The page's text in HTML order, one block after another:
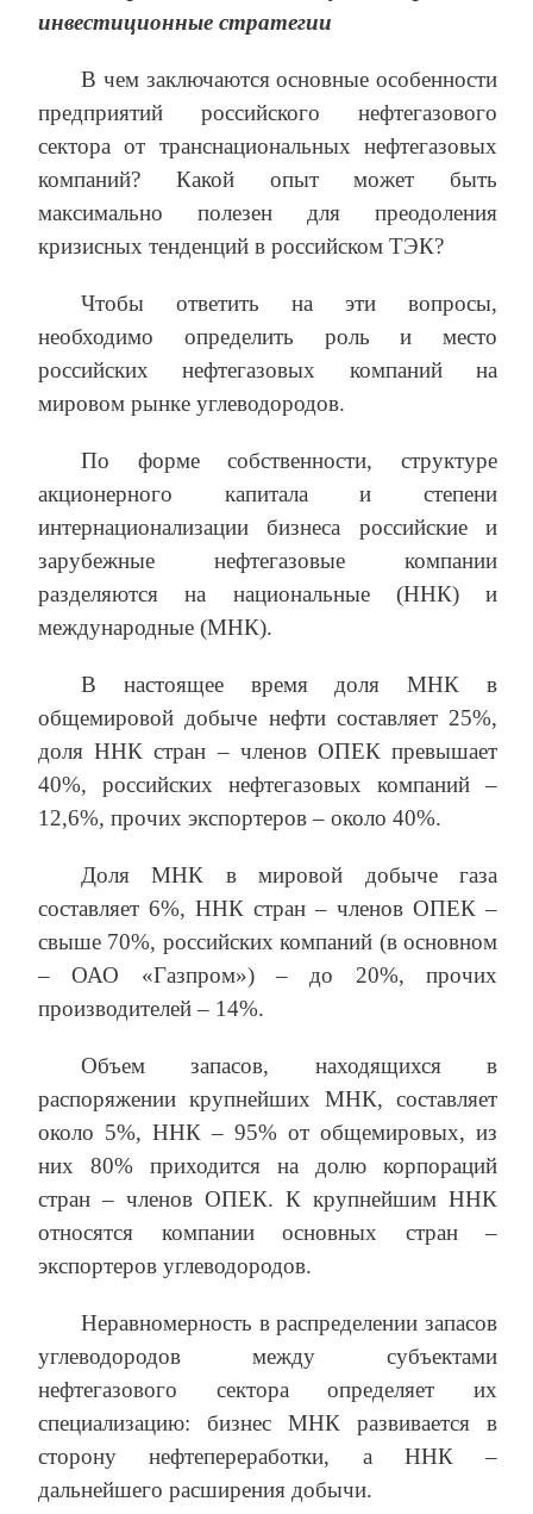
инвестиционные стратегии
В чем заключаются основные особенности
предприятий российского нефтегазового
сектора от транснациональных нефтегазовых
компаний? Какой опыт может быть
максимально полезен для преодоления
кризисных тенденций в российском ТЭК?
Чтобы ответить на эти вопросы,
необходимо определить роль и место
российских нефтегазовых компаний на
мировом рынке углеводородов.
По форме собственности, структуре
акционерного капитала и степени
интернационализации бизнеса российские и
зарубежные нефтегазовые компании
разделяются на национальные (ННК) и
международные (МНК).
В настоящее время доля МНК в
общемировой добыче нефти составляет 25%,
доля ННК стран – членов ОПЕК превышает
40%, российских нефтегазовых компаний –
12,6%, прочих экспортеров – около 40%.
Доля МНК в мировой добыче газа
составляет 6%, ННК стран – членов ОПЕК –
свыше 70%, российских компаний (в основном
– ОАО «Газпром») – до 20%, прочих
производителей – 14%.
Объем запасов, находящихся в
распоряжении крупнейших МНК, составляет
около 5%, ННК – 95% от общемировых, из
них 80% приходится на долю корпораций
стран – членов ОПЕК. К крупнейшим ННК
относятся компании основных стран –
экспортеров углеводородов.
Неравномерность в распределении запасов
углеводородов между субъектами
нефтегазового сектора определяет их
специализацию: бизнес МНК развивается в
сторону нефтепереработки, а ННК –
дальнейшего расширения добычи.